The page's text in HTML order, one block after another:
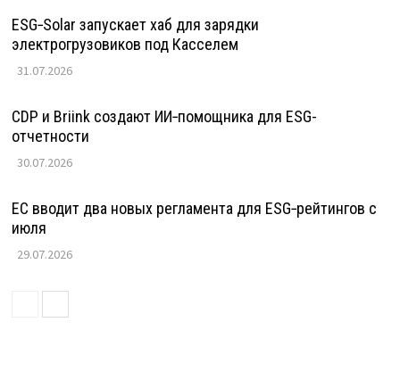
ESG‑Solar запускает хаб для зарядки
электрогрузовиков под Касселем
31.07.2026
CDP и Briink создают ИИ‑помощника для ESG-
отчетности
30.07.2026
ЕС вводит два новых регламента для ESG‑рейтингов с
июля
29.07.2026